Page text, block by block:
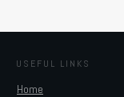
USEFUL LINKS
Home